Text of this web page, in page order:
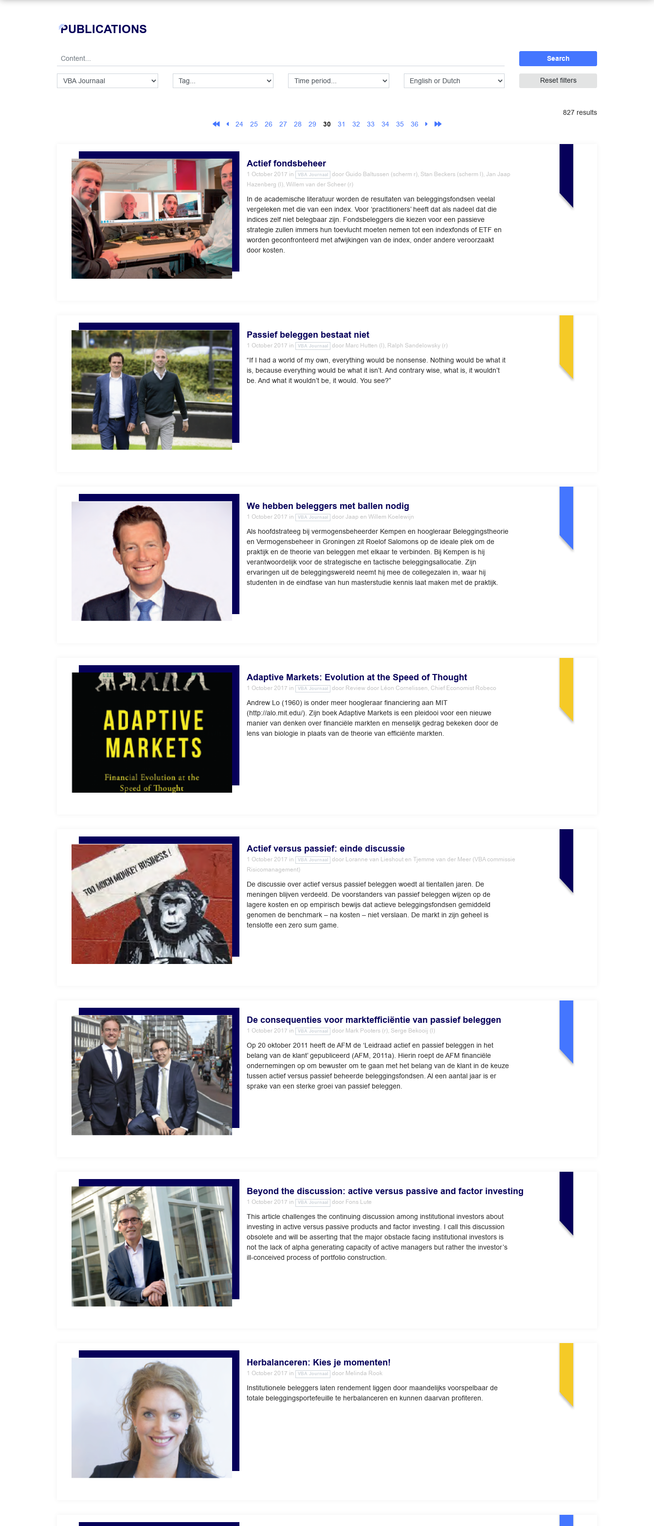
PUBLICATIONS
Search
Reset filters
827 results
24
25 26 27 28 29 30 31 32 33 34 35 36
Actief fondsbeheer
1 October 2017 in VBA Journaal door Guido Baltussen (scherm r), Stan Beckers (scherm l), Jan Jaap
Hazenberg (l), Willem van der Scheer (r)
In de academische literatuur worden de resultaten van beleggingsfondsen veelal
vergeleken met die van een index. Voor ‘practitioners’ heeft dat als nadeel dat die
indices zelf niet belegbaar zijn. Fondsbeleggers die kiezen voor een passieve
strategie zullen immers hun toevlucht moeten nemen tot een indexfonds of ETF en
worden geconfronteerd met afwijkingen van de index, onder andere veroorzaakt
door kosten.
Passief beleggen bestaat niet
1 October 2017 in VBA Journaal door Marc Hutten (l), Ralph Sandelowsky (r)
“If I had a world of my own, everything would be nonsense. Nothing would be what it
is, because everything would be what it isn’t. And contrary wise, what is, it wouldn’t
be. And what it wouldn’t be, it would. You see?”
We hebben beleggers met ballen nodig
1 October 2017 in VBA Journaal doorJaap en Willem Koelewijn
Als hoofdstrateeg bij vermogensbeheerder Kempen en hoogleraar Beleggingstheorie
en Vermogensbeheer in Groningen zit Roelof Salomons op de ideale plek om de
praktijk en de theorie van beleggen met elkaar te verbinden. Bij Kempen is hij
verantwoordelijk voor de strategische en tactische beleggingsallocatie. Zijn
ervaringen uit de beleggingswereld neemt hij mee de collegezalen in, waar hij
studenten in de eindfase van hun masterstudie kennis laat maken met de praktijk.
Adaptive Markets: Evolution at the Speed of Thought
1 October 2017 in VBA Journaal door Review door Léon Cornelissen, Chief Economist Robeco
Andrew Lo (1960) is onder meer hoogleraar financiering aan MIT
(http://alo.mit.edu/). Zijn boek Adaptive Markets is een pleidooi voor een nieuwe
manier van denken over financiële markten en menselijk gedrag bekeken door de
lens van biologie in plaats van de theorie van efficiënte markten.
Actief versus passief: einde discussie
1 October 2017 in VBA Journaal door Loranne van Lieshout en Tjemme van der Meer (VBA commissie
Risicomanagement)
De discussie over actief versus passief beleggen woedt al tientallen jaren. De
meningen blijven verdeeld. De voorstanders van passief beleggen wijzen op de
lagere kosten en op empirisch bewijs dat actieve beleggingsfondsen gemiddeld
genomen de benchmark – na kosten – niet verslaan. De markt in zijn geheel is
tenslotte een zero sum game.
De consequenties voor marktefficiëntie van passief beleggen
1 October 2017 in VBA Journaal door Mark Pooters (r), Serge Bekooij (l)
Op 20 oktober 2011 heeft de AFM de ‘Leidraad actief en passief beleggen in het
belang van de klant’ gepubliceerd (AFM, 2011a). Hierin roept de AFM financiële
ondernemingen op om bewuster om te gaan met het belang van de klant in de keuze
tussen actief versus passief beheerde beleggingsfondsen. Al een aantal jaar is er
sprake van een sterke groei van passief beleggen.
Beyond the discussion: active versus passive and factor investing
1 October 2017 in VBA Journaal door Fons Lute
This article challenges the continuing discussion among institutional investors about
investing in active versus passive products and factor investing. I call this discussion
obsolete and will be asserting that the major obstacle facing institutional investors is
not the lack of alpha generating capacity of active managers but rather the investor’s
ill-conceived process of portfolio construction.
Herbalanceren: Kies je momenten!
1 October 2017 in VBA Journaal door Melinda Rook
Institutionele beleggers laten rendement liggen door maandelijks voorspelbaar de
totale beleggingsportefeuille te herbalanceren en kunnen daarvan profiteren.